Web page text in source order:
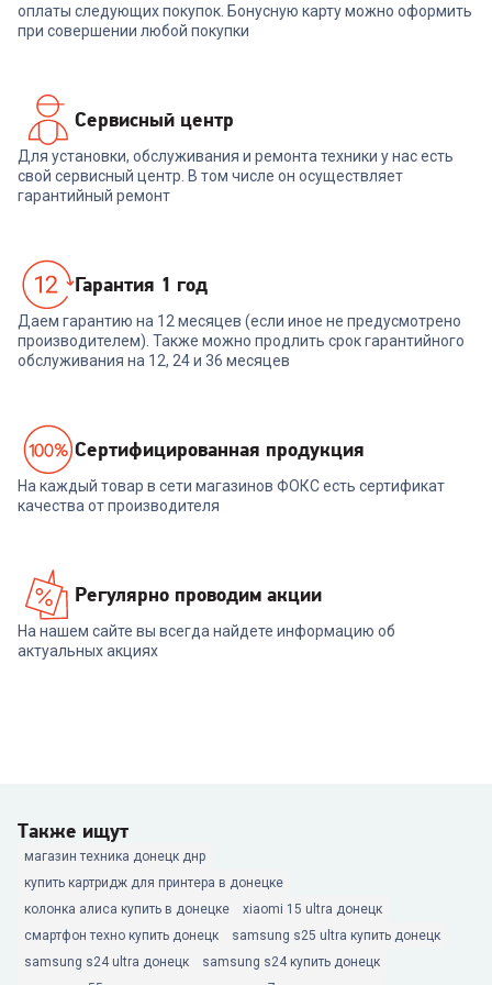
оплаты следующих покупок. Бонусную карту можно оформить
при совершении любой покупки
Сервисный центр
Для установки, обслуживания и ремонта техники у нас есть
свой сервисный центр. В том числе он осуществляет
гарантийный ремонт
Гарантия 1 год
Даем гарантию на 12 месяцев (если иное не предусмотрено
производителем). Также можно продлить срок гарантийного
обслуживания на 12, 24 и 36 месяцев
Cертифицированная продукция
На каждый товар в сети магазинов ФОКС есть сертификат
качества от производителя
Регулярно проводим акции
На нашем сайте вы всегда найдете информацию об
актуальных акциях
Также ищут
магазин техника донецк днр
купить картридж для принтера в донецке
колонка алиса купить в донецке
xiaomi 15 ultra донецк
смартфон техно купить донецк
samsung s25 ultra купить донецк
samsung s24 ultra донецк
samsung s24 купить донецк